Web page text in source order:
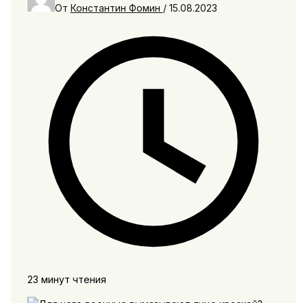
От Константин Фомин / 15.08.2023
23 минут чтения